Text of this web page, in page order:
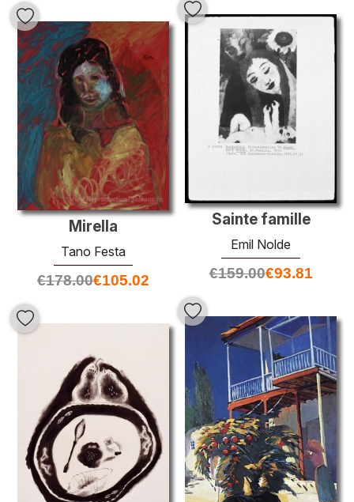
Sainte famille
Emil Nolde
€159.00€93.81
Mirella
Tano Festa
€178.00€105.02